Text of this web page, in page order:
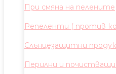
При смяна на пелените
Репеленти ( против
Слънцезащитни
Перилни и